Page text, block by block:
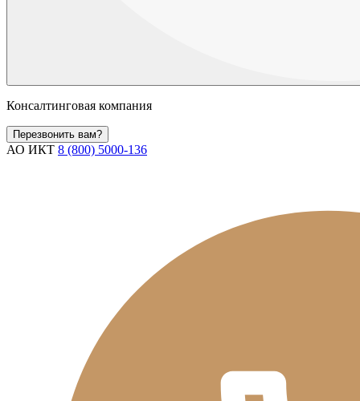
Консалтинговая компания
Перезвонить вам?
АО ИКТ 8 (800) 5000-136